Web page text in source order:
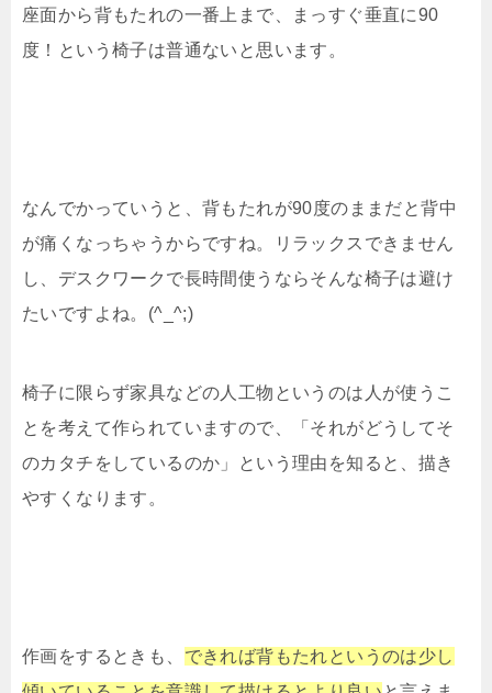
座面から背もたれの一番上まで、まっすぐ垂直に90
度！という椅子は普通ないと思います。
なんでかっていうと、背もたれが90度のままだと背中
が痛くなっちゃうからですね。リラックスできません
し、デスクワークで長時間使うならそんな椅子は避け
たいですよね。(^_^;)
椅子に限らず家具などの人工物というのは人が使うこ
とを考えて作られていますので、「それがどうしてそ
のカタチをしているのか」という理由を知ると、描き
やすくなります。
作画をするときも、 できれば背もたれというのは少し